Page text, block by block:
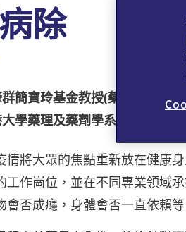
除
簡寶玲基金教授(藥劑學)
學藥理及藥劑學系系主任 黃志
情將大眾的焦點重新放在健康
工作崗位，並在不同專業領域
會否成癮，身體會否一直依賴